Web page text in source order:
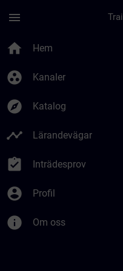
menu
home Hem
group_work Kanaler
explore Katalog
timeline Lärandevägar
assignment_turned_in Inträdesprov
account_circle Profil
info Om oss